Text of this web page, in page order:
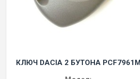
КЛЮЧ DACIA 2 БУТОНА PCF7961M